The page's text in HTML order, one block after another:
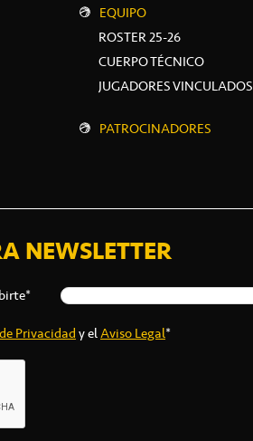
EQUIPO
ROSTER 25-26
CUERPO TÉCNICO
JUGADORES VINCULADOS
PATROCINADORES
NEWSLETTER
Privacidady elAviso Legal*